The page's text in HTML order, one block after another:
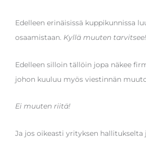
Edelleen erinäisissä kuppikunnissa
osaamistaan. Kyllä muuten tarvitsee!
Edelleen silloin tällöin jopa näkee
johon kuuluu myös viestinnän
Ei muuten riitä!
Ja jos oikeasti yrityksen hallitukselta